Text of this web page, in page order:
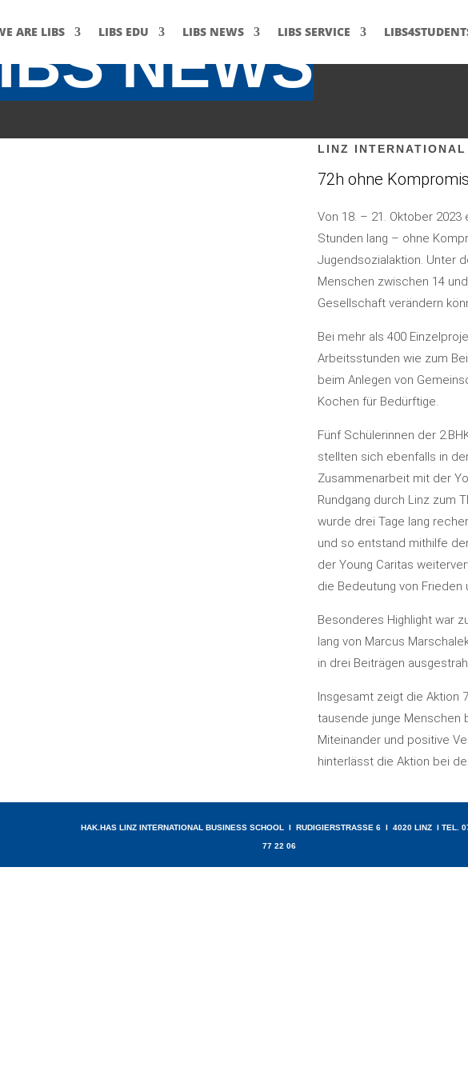
ARE LIBS LIBS EDU LIBS NEWS LIBS SERVICE
NEWS
LINZ
72h ohne
Von 18. – 21. Oktober
Stunden lang – ohne
Jugendsozialaktion. Unter
Menschen zwischen 14
Gesellschaft verändern
Bei mehr als 400
Arbeitsstunden wie zum
beim Anlegen von
Kochen für Bedürftige.
Fünf Schülerinnen der
stellten sich ebenfalls in
Zusammenarbeit mit der
Rundgang durch Linz zum
wurde drei Tage lang
und so entstand mithilfe
der Young Caritas
die Bedeutung von Frieden
Besonderes Highlight war
lang von Marcus
in drei Beiträgen
Insgesamt zeigt die Aktion
tausende junge Menschen
Miteinander und positive
hinterlässt die Aktion bei
HAK.HAS LINZ INTERNATIONAL BUSINESS SCHOOL I RUDIGIERSTRASSE 6 I 4020 LINZ I TEL.
7 22 06